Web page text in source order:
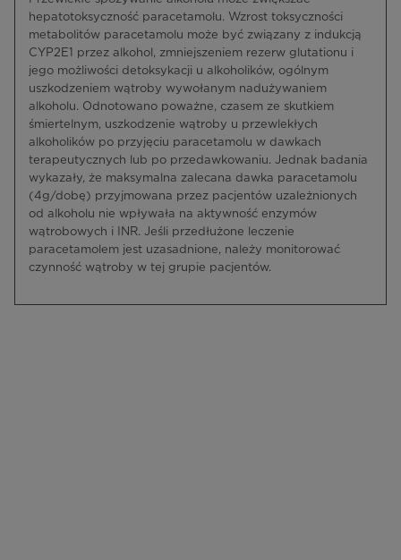
hepatotoksyczność paracetamolu. Wzrost toksyczności
metabolitów paracetamolu może być związany z indukcją
CYP2E1 przez alkohol, zmniejszeniem rezerw glutationu i
jego możliwości detoksykacji u alkoholików, ogólnym
uszkodzeniem wątroby wywołanym nadużywaniem
alkoholu. Odnotowano poważne, czasem ze skutkiem
śmiertelnym, uszkodzenie wątroby u przewlekłych
alkoholików po przyjęciu paracetamolu w dawkach
terapeutycznych lub po przedawkowaniu. Jednak badania
wykazały, że maksymalna zalecana dawka paracetamolu
(4g/dobę) przyjmowana przez pacjentów uzależnionych
od alkoholu nie wpływała na aktywność enzymów
wątrobowych i INR. Jeśli przedłużone leczenie
paracetamolem jest uzasadnione, należy monitorować
czynność wątroby w tej grupie pacjentów.